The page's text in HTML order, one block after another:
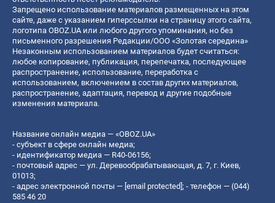
Запрещено использование материалов размещенных на этом
сайте, даже с указанием гиперссылки на страницу этого сайта,
логотипа OBOZ.UA или любого другого упоминания, но без
письменного разрешения Редакции/ООО «Золотая середина»
Незаконным использованием материалов будет считаться:
любое копирование, публикация, перепечатка, последующее
распространение, использование, переработка с
использованием, включением в состав других материалов,
распространение, адаптация, перевод и другие подобные
изменения материала.
Название онлайн медиа — «OBOZ.UA»
- субъект в сфере онлайн медиа;
- идентификатор медиа — R40-06156;
- почтовый адрес — ул. Деревообрабатывающая, д. 7, г. Киев,
01013;
- адрес электронной почты — [email protected]; - телефон — (044)
585 46 20